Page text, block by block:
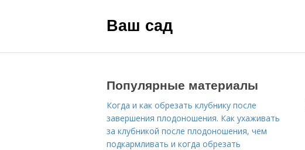
Ваш сад
Популярные материалы
Когда и как обрезать клубнику после
завершения плодоношения. Как ухаживать
за клубникой после плодоношения, чем
подкармливать и когда обрезать